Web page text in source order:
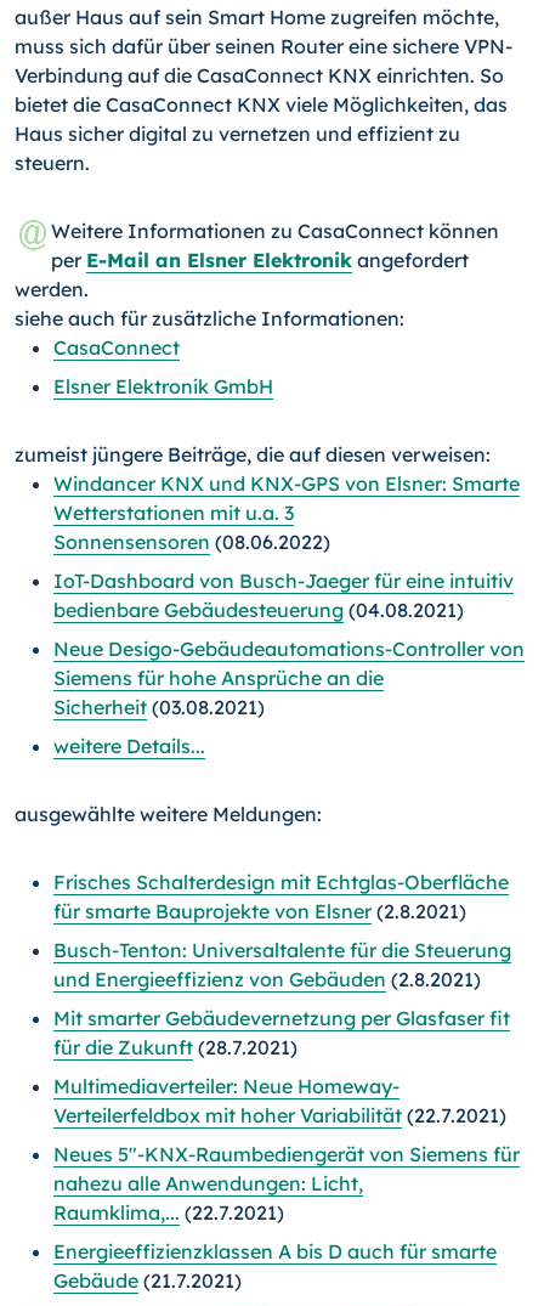
außer Haus auf sein Smart Home zugreifen möchte,
muss sich dafür über seinen Router eine sichere VPN-
Verbindung auf die CasaConnect KNX einrichten. So
bietet die CasaConnect KNX viele Möglichkeiten, das
Haus sicher digital zu vernetzen und effizient zu
steuern.
Weitere Informationen zu CasaConnect können
per E-Mail an Elsner Elektronik angefordert
werden.
siehe auch für zusätzliche Informationen:
CasaConnect
Elsner Elektronik GmbH
zumeist jüngere Beiträge, die auf diesen verweisen:
Windancer KNX und KNX-GPS von Elsner: Smarte
Wetterstationen mit u.a. 3
Sonnensensoren (08.06.2022)
IoT-Dashboard von Busch-Jaeger für eine intuitiv
bedienbare Gebäudesteuerung (04.08.2021)
Neue Desigo-Gebäudeautomations-Controller von
Siemens für hohe Ansprüche an die
Sicherheit (03.08.2021)
weitere Details...
ausgewählte weitere Meldungen:
Frisches Schalterdesign mit Echtglas-Oberfläche
für smarte Bauprojekte von Elsner(2.8.2021)
Busch-Tenton: Universaltalente für die Steuerung
und Energieeffizienz von Gebäuden (2.8.2021)
Mit smarter Gebäudevernetzung per Glasfaser fit
für die Zukunft (28.7.2021)
Multimediaverteiler: Neue Homeway-
Verteilerfeldbox mit hoher Variabilität (22.7.2021)
Neues 5"-KNX-Raumbediengerät von Siemens für
nahezu alle Anwendungen: Licht,
Raumklima,... (22.7.2021)
Energieeffizienzklassen A bis D auch für smarte
Gebäude (21.7.2021)